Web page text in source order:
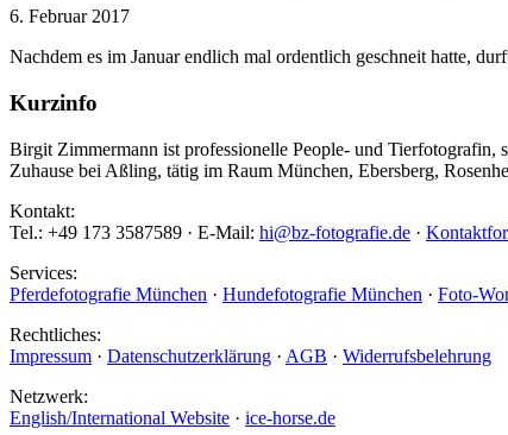
6. Februar 2017
Nachdem es im Januar endlich mal ordentlich geschneit hatte,
Kurzinfo
Birgit Zimmermann ist professionelle People- und Tierfotografin,
Zuhause bei Aßling, tätig im Raum München, Ebersberg,
Kontakt:
Tel.: +49 173 3587589 · E-Mail: hi@bz-fotografie.de ·
Services:
Pferdefotografie München · Hundefotografie München · Foto-
Rechtliches:
Impressum · Datenschutzerklärung · AGB · Widerrufsbelehrung
Netzwerk:
English/International Website · ice-horse.de